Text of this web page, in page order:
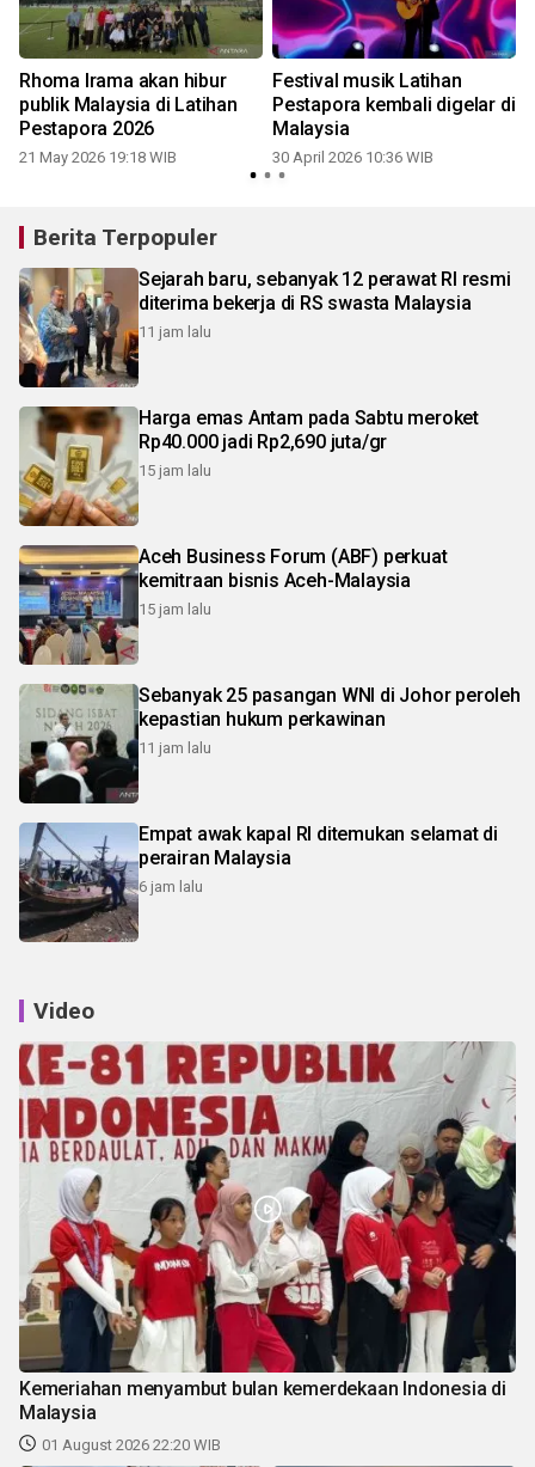
Rhoma Irama akan hibur
publik Malaysia di Latihan
Pestapora 2026
21 May 2026 19:18 WIB
Festival musik Latihan
Pestapora kembali digelar di
Malaysia
30 April 2026 10:36 WIB
Berita Terpopuler
Sejarah baru, sebanyak 12 perawat RI resmi
diterima bekerja di RS swasta Malaysia
11 jam lalu
Harga emas Antam pada Sabtu meroket
Rp40.000 jadi Rp2,690 juta/gr
15 jam lalu
Aceh Business Forum (ABF) perkuat
kemitraan bisnis Aceh-Malaysia
15 jam lalu
Sebanyak 25 pasangan WNI di Johor peroleh
kepastian hukum perkawinan
11 jam lalu
Empat awak kapal RI ditemukan selamat di
perairan Malaysia
6 jam lalu
Video
Kemeriahan menyambut bulan kemerdekaan Indonesia di
Malaysia
01 August 2026 22:20 WIB